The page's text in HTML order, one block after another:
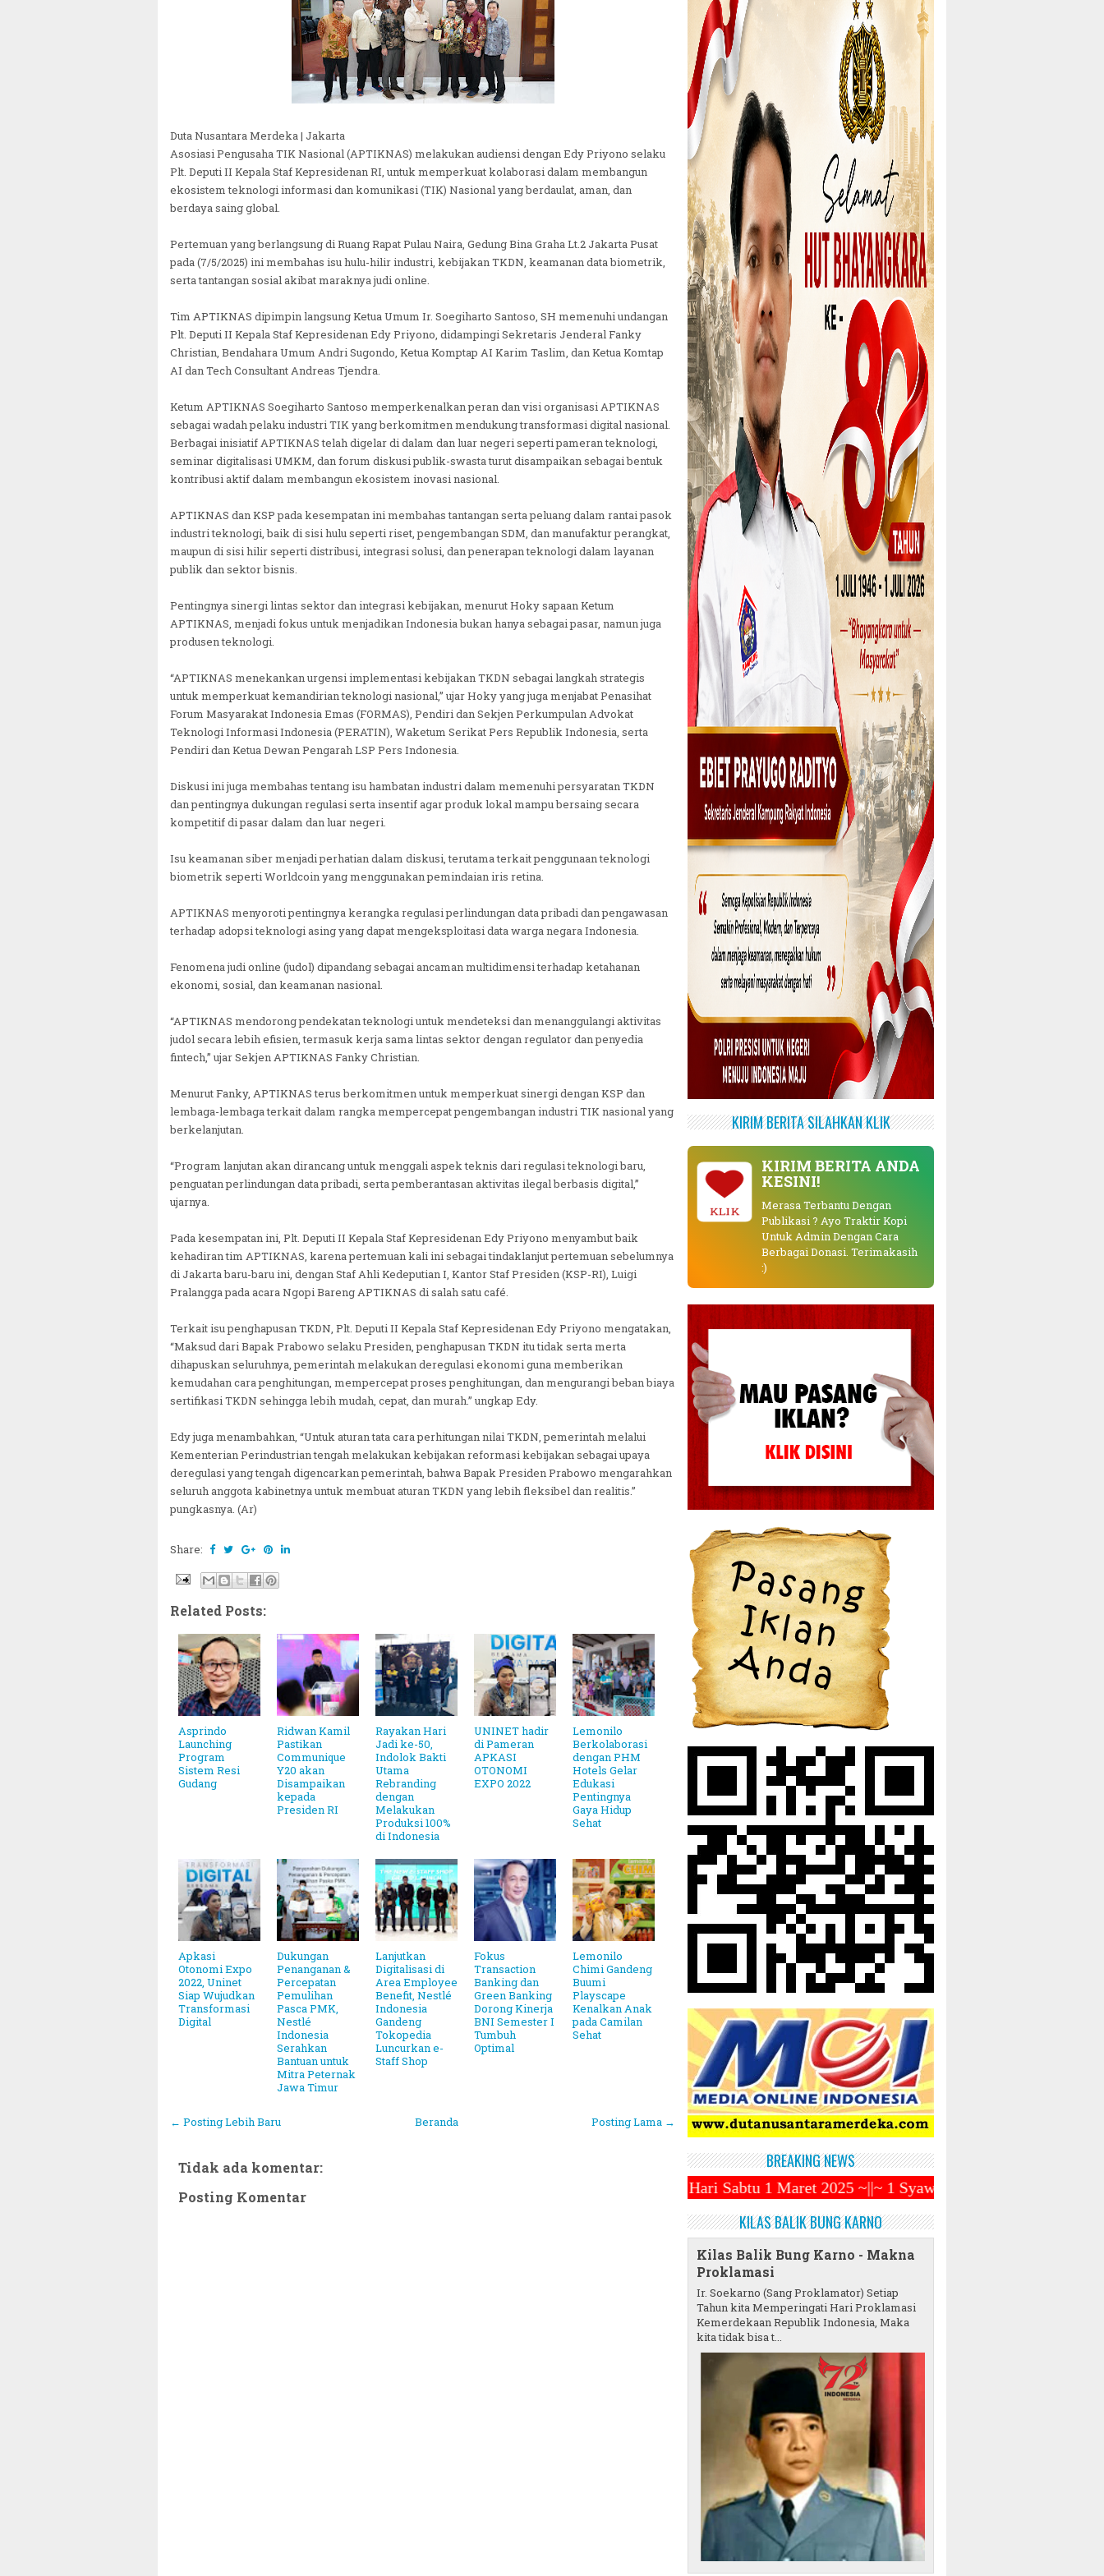
Duta Nusantara Merdeka | Jakarta
Asosiasi Pengusaha TIK Nasional (APTIKNAS) melakukan audiensi dengan Edy Priyono selaku
Plt. Deputi II Kepala Staf Kepresidenan RI, untuk memperkuat kolaborasi dalam membangun
ekosistem teknologi informasi dan komunikasi (TIK) Nasional yang berdaulat, aman, dan
berdaya saing global.
Pertemuan yang berlangsung di Ruang Rapat Pulau Naira, Gedung Bina Graha Lt.2 Jakarta Pusat
pada (7/5/2025) ini membahas isu hulu-hilir industri, kebijakan TKDN, keamanan data biometrik,
serta tantangan sosial akibat maraknya judi online.
Tim APTIKNAS dipimpin langsung Ketua Umum Ir. Soegiharto Santoso, SH memenuhi undangan
Plt. Deputi II Kepala Staf Kepresidenan Edy Priyono, didampingi Sekretaris Jenderal Fanky
Christian, Bendahara Umum Andri Sugondo, Ketua Komptap AI Karim Taslim, dan Ketua Komtap
AI dan Tech Consultant Andreas Tjendra.
Ketum APTIKNAS Soegiharto Santoso memperkenalkan peran dan visi organisasi APTIKNAS
sebagai wadah pelaku industri TIK yang berkomitmen mendukung transformasi digital nasional.
Berbagai inisiatif APTIKNAS telah digelar di dalam dan luar negeri seperti pameran teknologi,
seminar digitalisasi UMKM, dan forum diskusi publik-swasta turut disampaikan sebagai bentuk
kontribusi aktif dalam membangun ekosistem inovasi nasional.
APTIKNAS dan KSP pada kesempatan ini membahas tantangan serta peluang dalam rantai pasok
industri teknologi, baik di sisi hulu seperti riset, pengembangan SDM, dan manufaktur perangkat,
maupun di sisi hilir seperti distribusi, integrasi solusi, dan penerapan teknologi dalam layanan
publik dan sektor bisnis.
Pentingnya sinergi lintas sektor dan integrasi kebijakan, menurut Hoky sapaan Ketum
APTIKNAS, menjadi fokus untuk menjadikan Indonesia bukan hanya sebagai pasar, namun juga
produsen teknologi.
“APTIKNAS menekankan urgensi implementasi kebijakan TKDN sebagai langkah strategis
untuk memperkuat kemandirian teknologi nasional,” ujar Hoky yang juga menjabat Penasihat
Forum Masyarakat Indonesia Emas (FORMAS), Pendiri dan Sekjen Perkumpulan Advokat
Teknologi Informasi Indonesia (PERATIN), Waketum Serikat Pers Republik Indonesia, serta
Pendiri dan Ketua Dewan Pengarah LSP Pers Indonesia.
Diskusi ini juga membahas tentang isu hambatan industri dalam memenuhi persyaratan TKDN
dan pentingnya dukungan regulasi serta insentif agar produk lokal mampu bersaing secara
kompetitif di pasar dalam dan luar negeri.
Isu keamanan siber menjadi perhatian dalam diskusi, terutama terkait penggunaan teknologi
biometrik seperti Worldcoin yang menggunakan pemindaian iris retina.
APTIKNAS menyoroti pentingnya kerangka regulasi perlindungan data pribadi dan pengawasan
terhadap adopsi teknologi asing yang dapat mengeksploitasi data warga negara Indonesia.
Fenomena judi online (judol) dipandang sebagai ancaman multidimensi terhadap ketahanan
ekonomi, sosial, dan keamanan nasional.
“APTIKNAS mendorong pendekatan teknologi untuk mendeteksi dan menanggulangi aktivitas
judol secara lebih efisien, termasuk kerja sama lintas sektor dengan regulator dan penyedia
fintech,” ujar Sekjen APTIKNAS Fanky Christian.
Menurut Fanky, APTIKNAS terus berkomitmen untuk memperkuat sinergi dengan KSP dan
lembaga-lembaga terkait dalam rangka mempercepat pengembangan industri TIK nasional yang
berkelanjutan.
“Program lanjutan akan dirancang untuk menggali aspek teknis dari regulasi teknologi baru,
penguatan perlindungan data pribadi, serta pemberantasan aktivitas ilegal berbasis digital,”
ujarnya.
Pada kesempatan ini, Plt. Deputi II Kepala Staf Kepresidenan Edy Priyono menyambut baik
kehadiran tim APTIKNAS, karena pertemuan kali ini sebagai tindaklanjut pertemuan sebelumnya
di Jakarta baru-baru ini, dengan Staf Ahli Kedeputian I, Kantor Staf Presiden (KSP-RI), Luigi
Pralangga pada acara Ngopi Bareng APTIKNAS di salah satu café.
Terkait isu penghapusan TKDN, Plt. Deputi II Kepala Staf Kepresidenan Edy Priyono mengatakan,
“Maksud dari Bapak Prabowo selaku Presiden, penghapusan TKDN itu tidak serta merta
dihapuskan seluruhnya, pemerintah melakukan deregulasi ekonomi guna memberikan
kemudahan cara penghitungan, mempercepat proses penghitungan, dan mengurangi beban biaya
sertifikasi TKDN sehingga lebih mudah, cepat, dan murah.” ungkap Edy.
Edy juga menambahkan, “Untuk aturan tata cara perhitungan nilai TKDN, pemerintah melalui
Kementerian Perindustrian tengah melakukan kebijakan reformasi kebijakan sebagai upaya
deregulasi yang tengah digencarkan pemerintah, bahwa Bapak Presiden Prabowo mengarahkan
seluruh anggota kabinetnya untuk membuat aturan TKDN yang lebih fleksibel dan realitis.”
pungkasnya. (Ar)
Share:
Related Posts:
Asprindo
Launching
Program
Sistem Resi
Gudang
Ridwan Kamil
Pastikan
Communique
Y20 akan
Disampaikan
kepada
Presiden RI
Rayakan Hari
Jadi ke-50,
Indolok Bakti
Utama
Rebranding
dengan
Melakukan
Produksi 100%
di Indonesia
UNINET hadir
di Pameran
APKASI
OTONOMI
EXPO 2022
Lemonilo
Berkolaborasi
dengan PHM
Hotels Gelar
Edukasi
Pentingnya
Gaya Hidup
Sehat
Apkasi
Otonomi Expo
2022, Uninet
Siap Wujudkan
Transformasi
Digital
Dukungan
Penanganan &
Percepatan
Pemulihan
Pasca PMK,
Nestlé
Indonesia
Serahkan
Bantuan untuk
Mitra Peternak
Jawa Timur
Lanjutkan
Digitalisasi di
Area Employee
Benefit, Nestlé
Indonesia
Gandeng
Tokopedia
Luncurkan e-
Staff Shop
Fokus
Transaction
Banking dan
Green Banking
Dorong Kinerja
BNI Semester I
Tumbuh
Optimal
Lemonilo
Chimi Gandeng
Buumi
Playscape
Kenalkan Anak
pada Camilan
Sehat
← Posting Lebih Baru Posting Lama →
Beranda
Tidak ada komentar:
Posting Komentar
KIRIM BERITA SILAHKAN KLIK
KLIK
KIRIM BERITA ANDA
KESINI!
Merasa Terbantu Dengan
Publikasi ? Ayo Traktir Kopi
Untuk Admin Dengan Cara
Berbagai Donasi. Terimakasih
:)
BREAKING NEWS
~||~ Muhammadiyah Tetapkan 1 Ramadhan 1446 Hijriah Jatuh Pada Hari Sabtu 1 Maret 2025 ~||~ 1 Syawal Jatuh Pada Tanggal 31 Maret
KILAS BALIK BUNG KARNO
Kilas Balik Bung Karno - Makna
Proklamasi
Ir. Soekarno (Sang Proklamator) Setiap
Tahun kita Memperingati Hari Proklamasi
Kemerdekaan Republik Indonesia, Maka
kita tidak bisa t...